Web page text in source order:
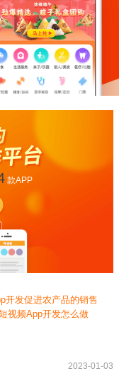
款APP
开发促进农产品的销售
视频App开发怎么做
2023-01-03